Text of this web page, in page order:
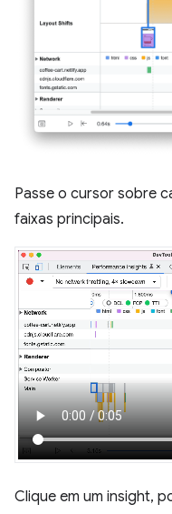
Passe o cursor sobre
faixas principais.
Clique em um insight,